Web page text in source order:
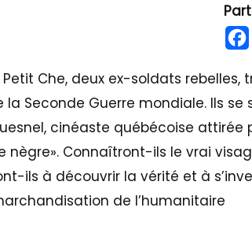
Che, deux ex-soldats
Seconde Guerre mondiale. Ils se
cinéaste québécoise attirée
Connaîtront-ils le vrai
ils à découvrir la vérité et à
de l’humanitaire